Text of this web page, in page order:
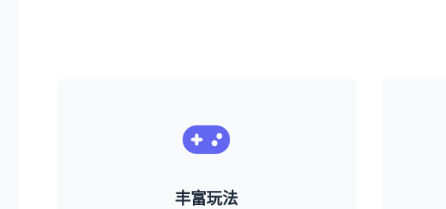
丰富玩法